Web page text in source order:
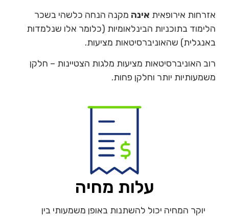
אזרחות אירופאית אינה מקנה הנחה כלשהי בשכר
הלימוד בתוכניות הבינלאומיות (כלומר אלו שנלמדות
באנגלית) שהאוניברסיטאות מציעות.
רוב האוניברסיטאות מציעות מלגות הצטיינות – חלקן
משמעותיות יותר וחלקן פחות.
עלות מחיה
יוקר המחיה יכול להשתנות באופן משמעותי בין